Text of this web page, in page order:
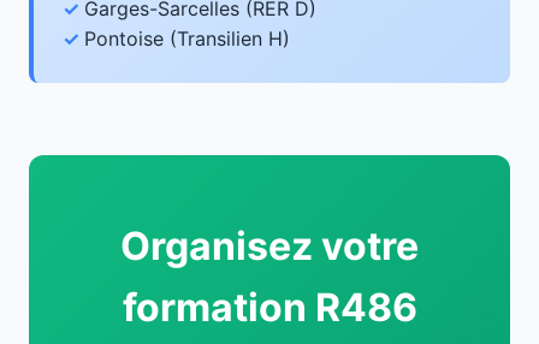
Garges-Sarcelles (RER D)
Pontoise (Transilien H)
Organisez votre
formation R486